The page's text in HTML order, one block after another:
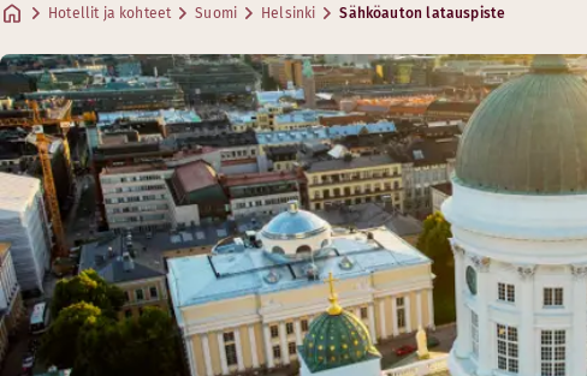
Hotellit ja kohteet Suomi Helsinki Sähköauton latauspiste